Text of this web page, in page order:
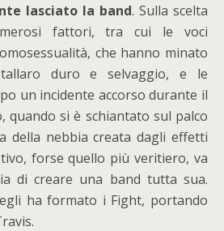
lasciato la band. Sulla scelta
fattori, tra cui le voci
che hanno minato
duro e selvaggio, e le
un incidente accorso durante il
quando si è schiantato sul palco
della nebbia creata dagli effetti
forse quello più veritiero, va
di creare una band tutta sua.
ha formato i Fight, portando